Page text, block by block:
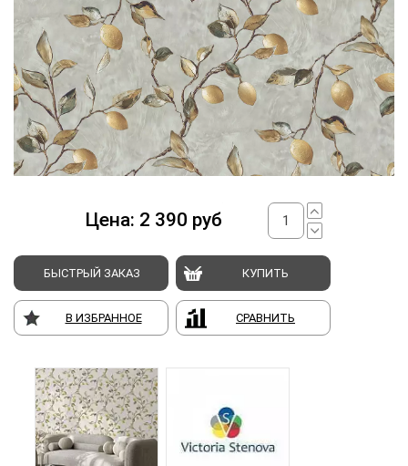
Цена: 2 390 руб
БЫСТРЫЙ ЗАКАЗ КУПИТЬ
В ИЗБРАННОЕ СРАВНИТЬ